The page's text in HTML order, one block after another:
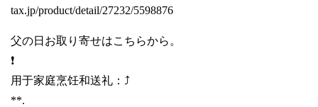
tax.jp/product/detail/27232/5598876
父の日お取り寄せはこちらから。
❗️
用于家庭烹饪和送礼：⤴️
**.